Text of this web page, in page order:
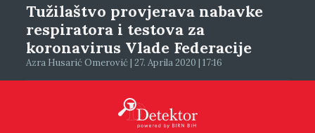
Tužilaštvo provjerava nabavke
respiratora i testova za
koronavirus Vlade Federacije
Azra Husarić Omerović | 27. Aprila 2020 | 17:16